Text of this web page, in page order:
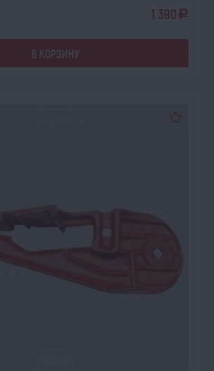
1 390 a
В КОРЗИНУ